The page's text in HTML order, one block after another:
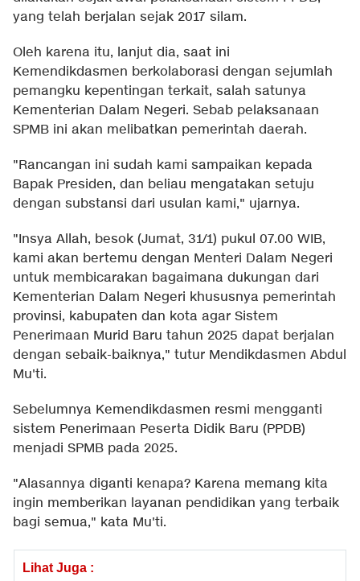
yang telah berjalan sejak 2017 silam.
Oleh karena itu, lanjut dia, saat ini
Kemendikdasmen berkolaborasi dengan sejumlah
pemangku kepentingan terkait, salah satunya
Kementerian Dalam Negeri. Sebab pelaksanaan
SPMB ini akan melibatkan pemerintah daerah.
"Rancangan ini sudah kami sampaikan kepada
Bapak Presiden, dan beliau mengatakan setuju
dengan substansi dari usulan kami," ujarnya.
"Insya Allah, besok (Jumat, 31/1) pukul 07.00 WIB,
kami akan bertemu dengan Menteri Dalam Negeri
untuk membicarakan bagaimana dukungan dari
Kementerian Dalam Negeri khususnya pemerintah
provinsi, kabupaten dan kota agar Sistem
Penerimaan Murid Baru tahun 2025 dapat berjalan
dengan sebaik-baiknya," tutur Mendikdasmen Abdul
Mu'ti.
Sebelumnya Kemendikdasmen resmi mengganti
sistem Penerimaan Peserta Didik Baru (PPDB)
menjadi SPMB pada 2025.
"Alasannya diganti kenapa? Karena memang kita
ingin memberikan layanan pendidikan yang terbaik
bagi semua," kata Mu'ti.
Lihat Juga :